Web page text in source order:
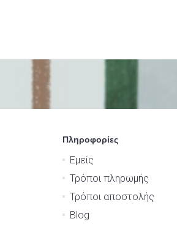
Πληροφορίες
Εμείς
Τρόποι πληρωμής
Τρόποι αποστολής
Blog